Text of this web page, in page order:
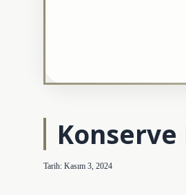
Tarih: Kasım 3, 2024